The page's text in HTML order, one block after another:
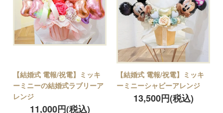
【結婚式 電報/祝電】ミッキ
ーミニーの結婚式ラブリーア
レンジ
11,000円(税込)
【結婚式 電報/祝電】ミッキ
ーミニーシャビーアレンジ
13,500円(税込)